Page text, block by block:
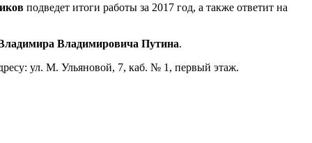
подведет итоги работы за 2017 год, а также ответит на
Владимировича Путина.
ул. М. Ульяновой, 7, каб. № 1, первый этаж.